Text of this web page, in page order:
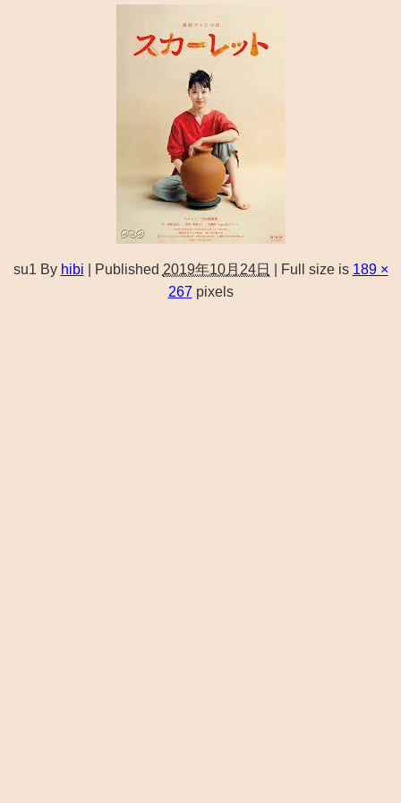
su1 By hibi Published 2019年10月24日 Full size is 189 ×
267 pixels